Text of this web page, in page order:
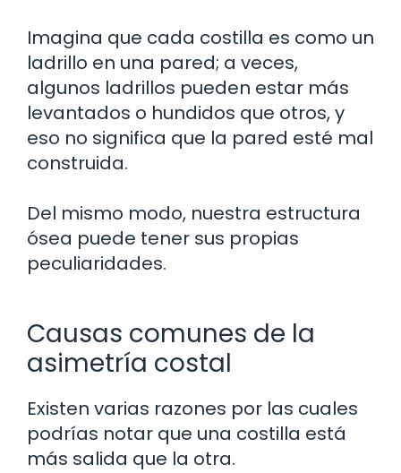
Imagina que cada costilla es como un
ladrillo en una pared; a veces,
algunos ladrillos pueden estar más
levantados o hundidos que otros, y
eso no significa que la pared esté mal
construida.
Del mismo modo, nuestra estructura
ósea puede tener sus propias
peculiaridades.
Causas comunes de la
asimetría costal
Existen varias razones por las cuales
podrías notar que una costilla está
más salida que la otra.